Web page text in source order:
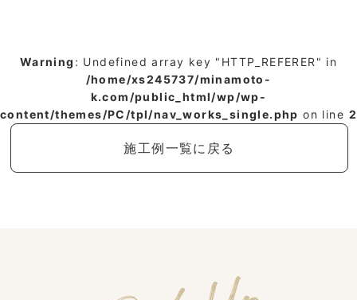
Warning : Undefined array key "HTTP_REFERER" in
/home/xs245737/minamoto-
k.com/public_html/wp/wp-
content/themes/PC/tpl/nav_works_single.php on line 2
施工例一覧に戻る